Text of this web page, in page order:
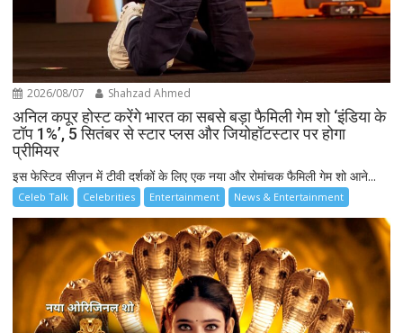
2026/08/07 Shahzad Ahmed
अनिल कपूर होस्ट करेंगे भारत का सबसे बड़ा फैमिली गेम शो ‘इंडिया के
टॉप 1%’, 5 सितंबर से स्टार प्लस और जियोहॉटस्टार पर होगा
प्रीमियर
इस फेस्टिव सीज़न में टीवी दर्शकों के लिए एक नया और रोमांचक फैमिली गेम शो आने...
Celeb Talk Celebrities Entertainment News & Entertainment